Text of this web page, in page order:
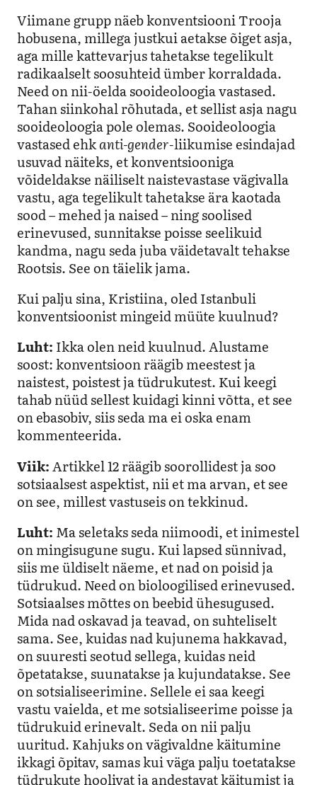
Viimane grupp näeb konventsiooni Trooja
hobusena, millega justkui aetakse õiget asja,
aga mille kattevarjus tahetakse tegelikult
radikaalselt soosuhteid ümber korraldada.
Need on nii-öelda sooideoloogia vastased.
Tahan siinkohal rõhutada, et sellist asja nagu
sooideoloogia pole olemas. Sooideoloogia
vastased ehkanti-gender-liikumise esindajad
usuvad näiteks, et konventsiooniga
võideldakse näiliselt naistevastase vägivalla
vastu, aga tegelikult tahetakse ära kaotada
sood – mehed ja naised – ning soolised
erinevused, sunnitakse poisse seelikuid
kandma, nagu seda juba väidetavalt tehakse
Rootsis. See on täielik jama.
Kui palju sina, Kristiina, oled Istanbuli
konventsioonist mingeid müüte kuulnud?
Luht: Ikka olen neid kuulnud. Alustame
soost: konventsioon räägib meestest ja
naistest, poistest ja tüdrukutest. Kui keegi
tahab nüüd sellest kuidagi kinni võtta, et see
on ebasobiv, siis seda ma ei oska enam
kommenteerida.
Viik:Artikkel 12 räägib soorollidest ja soo
sotsiaalsest aspektist, nii et ma arvan, et see
on see, millest vastuseis on tekkinud.
Luht: Ma seletaks seda niimoodi, et inimestel
on mingisugune sugu. Kui lapsed sünnivad,
siis me üldiselt näeme, et nad on poisid ja
tüdrukud. Need on bioloogilised erinevused.
Sotsiaalses mõttes on beebid ühesugused.
Mida nad oskavad ja teavad, on suhteliselt
sama. See, kuidas nad kujunema hakkavad,
on suuresti seotud sellega, kuidas neid
õpetatakse, suunatakse ja kujundatakse. See
on sotsialiseerimine. Sellele ei saa keegi
vastu vaielda, et me sotsialiseerime poisse ja
tüdrukuid erinevalt. Seda on nii palju
uuritud. Kahjuks on vägivaldne käitumine
ikkagi õpitav, samas kui väga palju toetatakse
tüdrukute hoolivat ja andestavat käitumist ja